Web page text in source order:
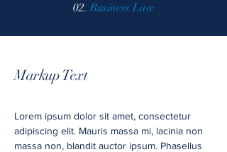
Markup Text
Lorem ipsum dolor sit amet, consectetur
adipiscing elit. Mauris massa mi, lacinia non
massa non, blandit auctor ipsum. Phasellus
02.Business Law